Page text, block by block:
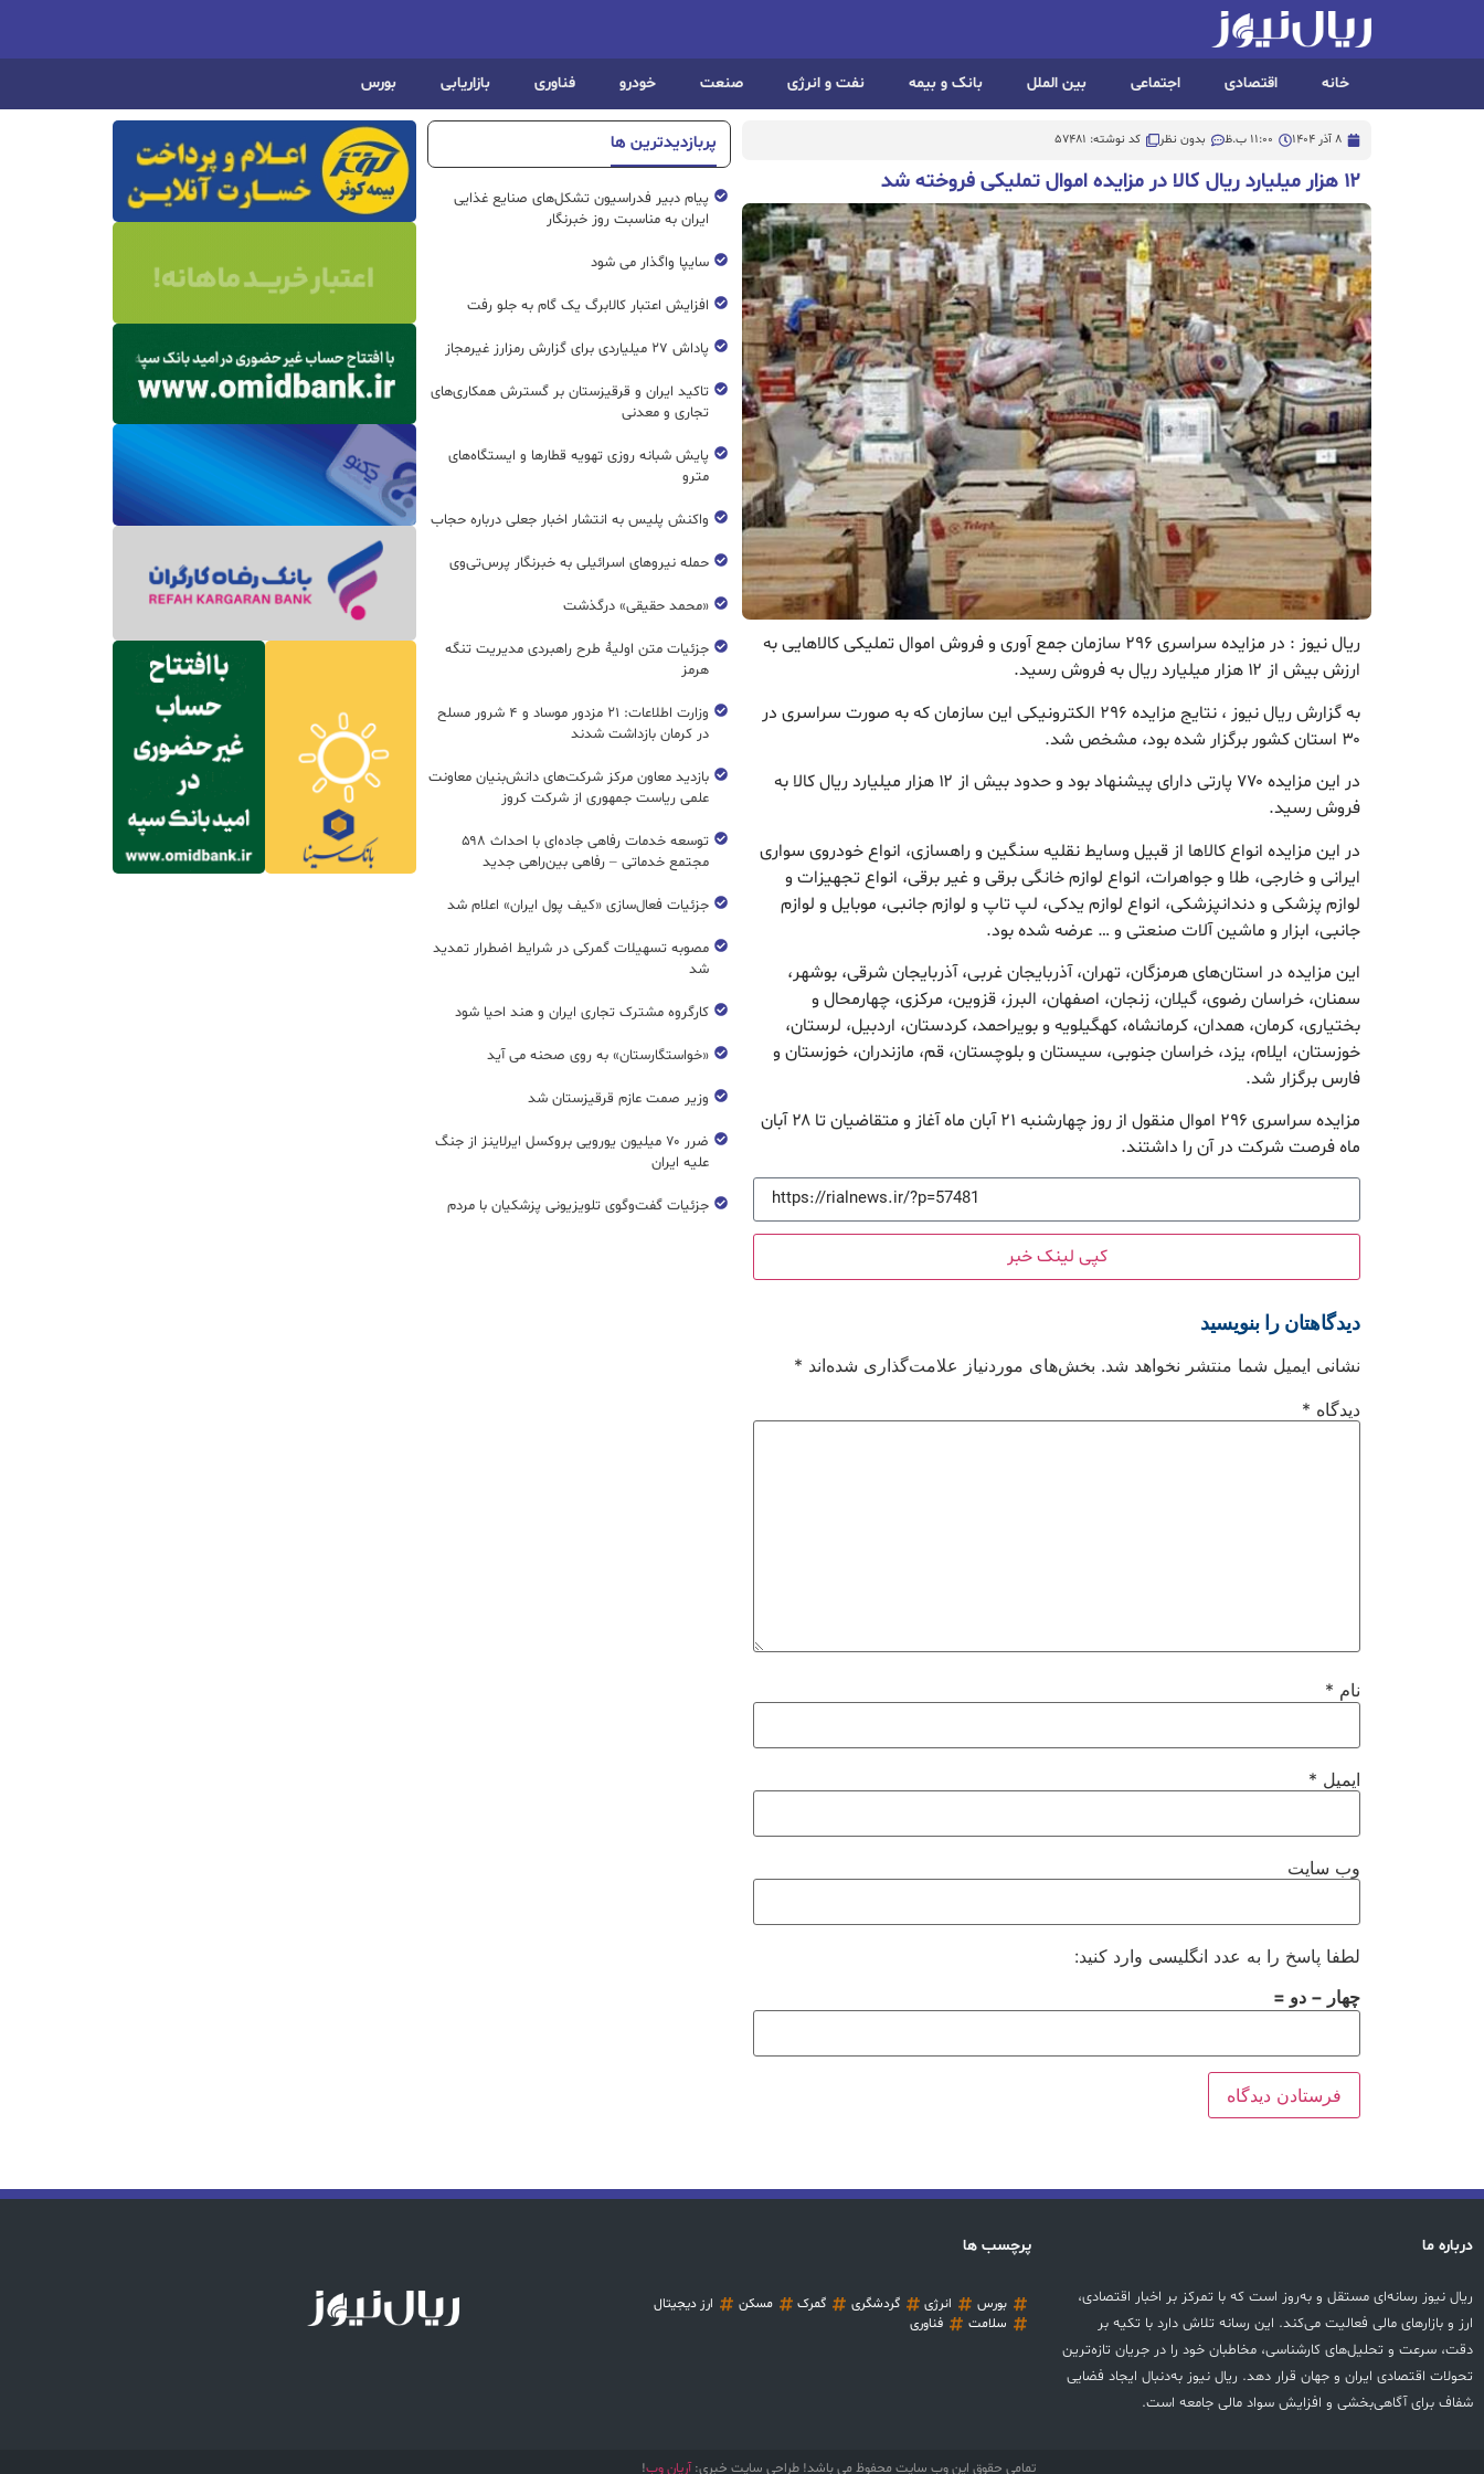
خانه اقتصادی اجتماعی بین الملل بانک و بیمه نفت و انرژی صنعت خودرو فناوری بازاریابی بورس
8 آذر 1404 11:00 ب.ظ بدون نظر کد نوشته: 57481
۱۲ هزار میلیارد ریال کالا در مزایده اموال تملیکی فروخته شد
ریال نیوز : در مزایده سراسری ۲۹۶ سازمان جمع آوری و فروش اموال تملیکی کالاهایی به
ارزش بیش از ۱۲ هزار میلیارد ریال به فروش رسید.
به گزارش ریال نیوز ، نتایج مزایده ۲۹۶ الکترونیکی این سازمان که به صورت سراسری در
۳۰ استان کشور برگزار شده بود، مشخص شد.
در این مزایده ۷۷۰ پارتی دارای پیشنهاد بود و حدود بیش از ۱۲ هزار میلیارد ریال کالا به
فروش رسید.
در این مزایده انواع کالاها از قبیل وسایط نقلیه سنگین و راهسازی، انواع خودروی سواری
ایرانی و خارجی، طلا و جواهرات، انواع لوازم خانگی برقی و غیر برقی، انواع تجهیزات و
لوازم پزشکی و دندانپزشکی، انواع لوازم یدکی، لپ تاپ و لوازم جانبی، موبایل و لوازم
جانبی، ابزار و ماشین آلات صنعتی و … عرضه شده بود.
این مزایده در استان‌های هرمزگان، تهران، آذربایجان غربی، آذربایجان شرقی، بوشهر،
سمنان، خراسان رضوی، گیلان، زنجان، اصفهان، البرز، قزوین، مرکزی، چهارمحال و
بختیاری، کرمان، همدان، کرمانشاه، کهگیلویه و بویراحمد، کردستان، اردبیل، لرستان،
خوزستان، ایلام، یزد، خراسان جنوبی، سیستان و بلوچستان، قم، مازندران، خوزستان و
فارس برگزار شد.
مزایده سراسری ۲۹۶ اموال منقول از روز چهارشنبه ۲۱ آبان ماه آغاز و متقاضیان تا ۲۸ آبان
ماه فرصت شرکت در آن را داشتند.
کپی لینک خبر
دیدگاهتان را بنویسید
نشانی ایمیل شما منتشر نخواهد شد. بخش‌های موردنیاز علامت‌گذاری شده‌اند *
دیدگاه *
نام *
ایمیل *
وب‌ سایت
لطفا پاسخ را به عدد انگلیسی وارد کنید:
چهار − دو =
پربازدیدترین ها
پیام دبیر فدراسیون تشکل‌های صنایع غذایی
ایران به مناسبت روز خبرنگار
سایپا واگذار می شود
افزایش اعتبار کالابرگ یک گام به جلو رفت
پاداش ۲۷ میلیاردی برای گزارش رمزارز غیرمجاز
تاکید ایران و قرقیزستان بر گسترش همکاری‌های
تجاری و معدنی
پایش شبانه روزی تهویه قطار‌ها و ایستگاه‌های
مترو
واکنش پلیس به انتشار اخبار جعلی درباره حجاب
حمله نیروهای اسرائیلی به خبرنگار پرس‌تی‌وی
«محمد حقیقی» درگذشت
جزئیات متن اولیۀ طرح راهبردی مدیریت تنگه
هرمز
وزارت اطلاعات: ۲۱ مزدور موساد و ۴ شرور مسلح
در کرمان بازداشت شدند
بازدید معاون مرکز شرکت‌های دانش‌بنیان معاونت
علمی ریاست جمهوری از شرکت کروز
توسعه خدمات رفاهی جاده‌ای با احداث ۵۹۸
مجتمع خدماتی – رفاهی بین‌راهی جدید
جزئیات فعال‌سازی «کیف پول ایران» اعلام شد
مصوبه تسهیلات گمرکی در شرایط اضطرار تمدید
شد
کارگروه مشترک تجاری ایران و هند احیا شود
«خواستگارستان» به روی صحنه می آید
وزیر صمت عازم قرقیزستان شد
ضرر ۷۰ میلیون یورویی بروکسل ایرلاینز از جنگ
علیه ایران
جزئیات گفت‌وگوی تلویزیونی پزشکیان با مردم
درباره ما
ریال نیوز رسانه‌ای مستقل و به‌روز است که با تمرکز بر اخبار اقتصادی،
ارز و بازارهای مالی فعالیت می‌کند. این رسانه تلاش دارد با تکیه بر
دقت، سرعت و تحلیل‌های کارشناسی، مخاطبان خود را در جریان تازه‌ترین
تحولات اقتصادی ایران و جهان قرار دهد. ریال نیوز به‌دنبال ایجاد فضایی
شفاف برای آگاهی‌بخشی و افزایش سواد مالی جامعه است.
پرچسب ها
بورس انرژی گردشگری گمرک مسکن
ارز دیجیتال
سلامت
فناوری
تمامی حقوق این وب سایت محفوظ می باشد! طراحی سایت خبری:آریان وب!